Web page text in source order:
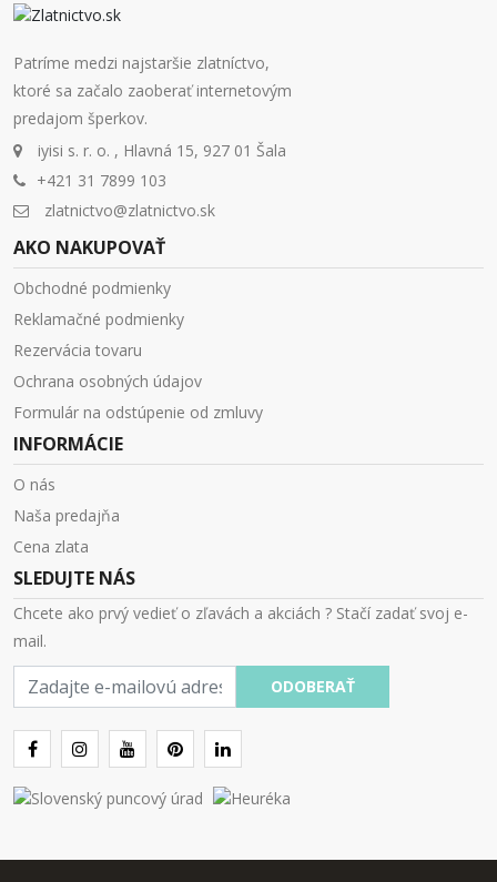
Patríme medzi najstaršie zlatníctvo,
ktoré sa začalo zaoberať internetovým
predajom šperkov.
iyisi s. r. o. , Hlavná 15, 927 01 Šala
+421 31 7899 103
zlatnictvo@zlatnictvo.sk
AKO NAKUPOVAŤ
Obchodné podmienky
Reklamačné podmienky
Rezervácia tovaru
Ochrana osobných údajov
Formulár na odstúpenie od zmluvy
INFORMÁCIE
O nás
Naša predajňa
Cena zlata
SLEDUJTE NÁS
Chcete ako prvý vedieť o zľavách a akciách ? Stačí zadať svoj e-
mail.
mail
ODOBERAŤ